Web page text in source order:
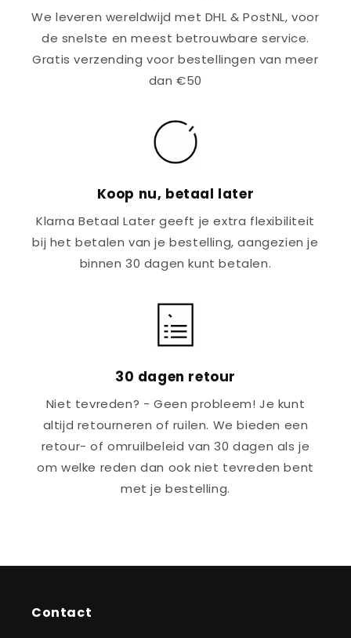
We leveren wereldwijd met DHL & PostNL, voor
de snelste en meest betrouwbare service.
Gratis verzending voor bestellingen van meer
dan €50
Koop nu, betaal later
Klarna Betaal Later geeft je extra flexibiliteit
bij het betalen van je bestelling, aangezien je
binnen 30 dagen kunt betalen.
30 dagen retour
Niet tevreden? - Geen probleem! Je kunt
altijd retourneren of ruilen. We bieden een
retour- of omruilbeleid van 30 dagen als je
om welke reden dan ook niet tevreden bent
met je bestelling.
Contact